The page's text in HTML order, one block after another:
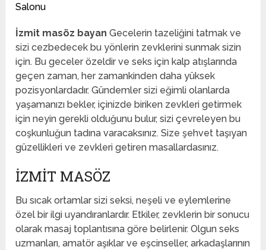
Salonu
İzmit masöz bayan Gecelerin tazeliğini tatmak ve
sizi cezbedecek bu yönlerin zevklerini sunmak sizin
için. Bu geceler özeldir ve seks için kalp atışlarında
geçen zaman, her zamankinden daha yüksek
pozisyonlardadır. Gündemler sizi eğimli olanlarda
yaşamanızı bekler, içinizde biriken zevkleri getirmek
için neyin gerekli olduğunu bulur, sizi çevreleyen bu
coşkunluğun tadına varacaksınız. Size şehvet taşıyan
güzellikleri ve zevkleri getiren masallardasınız.
İZMIT MASÖZ
Bu sıcak ortamlar sizi seksi, neşeli ve eylemlerine
özel bir ilgi uyandıranlardır. Etkiler, zevklerin bir sonucu
olarak masaj toplantısına göre belirlenir. Olgun seks
uzmanları, amatör aşıklar ve eşcinseller, arkadaşlarının